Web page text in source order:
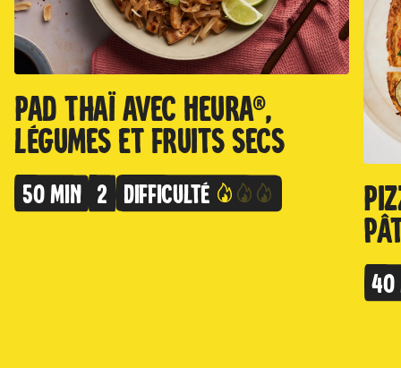
Pad thaï avec Heura®,
légumes et fruits secs
50 min 2 Difficulté
40